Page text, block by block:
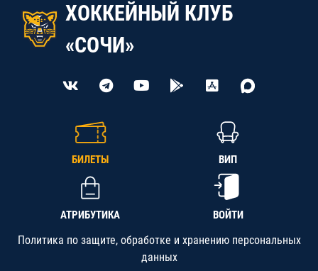
ХОККЕЙНЫЙ КЛУБ
«СОЧИ»
БИЛЕТЫ ВИП
АТРИБУТИКА ВОЙТИ
Политика по защите, обработке и хранению персональных
данных